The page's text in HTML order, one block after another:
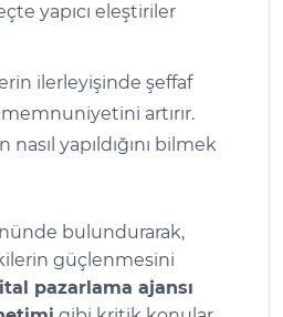
yapıcı eleştiriler
ilerleyişinde şeffaf
artırır.
yapıldığını bilmek
bulundurarak,
güçlenmesini
pazarlama ajansı